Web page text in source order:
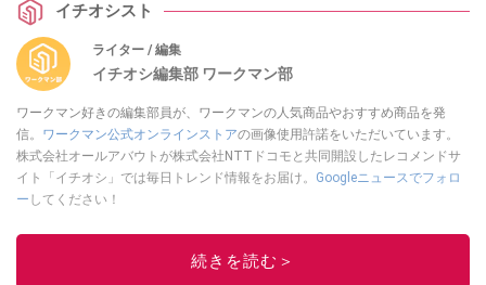
イチオシスト
ライター / 編集
イチオシ編集部 ワークマン部
ワークマン好きの編集部員が、ワークマンの人気商品やおすすめ商品を発
信。 ワークマン公式オンラインストアの画像使用許諾をいただいています。
株式会社オールアバウトが株式会社NTTドコモと共同開設したレコメンドサ
イト「イチオシ」では毎日トレンド情報をお届け。 Googleニュースでフォロ
ー してください！
このイチオシストの他の記事を読む
続きを読む＞